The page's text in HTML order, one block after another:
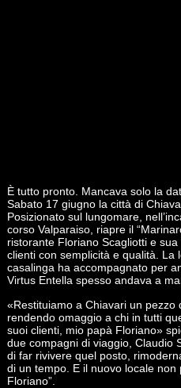
È tutto pronto. Mancava solo la
Sabato 17 giugno la città di
Posizionato sul lungomare,
corso Valparaiso, riapre il
ristorante Floriano Scagliotti e
clienti con semplicità e qualità. La
casalinga ha accompagnato per
Virtus Entella spesso andava a
«Restituiamo a Chiavari un
rendendo omaggio a chi in tutti
suoi clienti, mio papà Floriano»
due compagni di viaggio, Claudio
di far rivivere quel posto,
di un tempo. E il nuovo locale non
Floriano”.